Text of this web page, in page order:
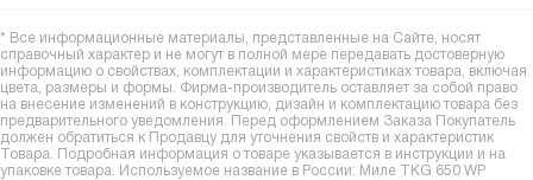
* Все информационные материалы, представленные на Сайте, носят
справочный характер и не могут в полной мере передавать достоверную
информацию о свойствах, комплектации и характеристиках товара, включая
цвета, размеры и формы. Фирма-производитель оставляет за собой право
на внесение изменений в конструкцию, дизайн и комплектацию товара без
предварительного уведомления. Перед оформлением Заказа Покупатель
должен обратиться к Продавцу для уточнения свойств и характеристик
Товара. Подробная информация о товаре указывается в инструкции и на
упаковке товара. Используемое название в России: Миле TKG 650 WP